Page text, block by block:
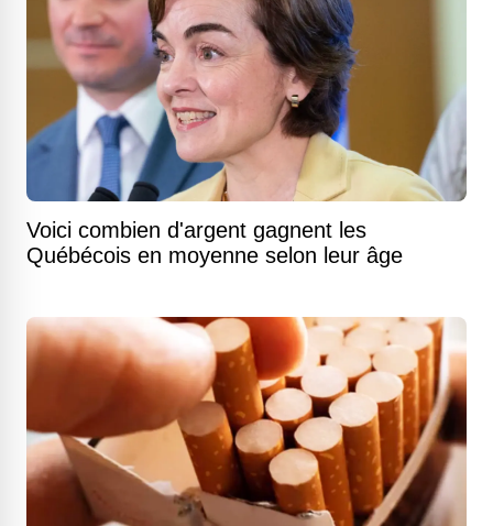
Voici combien d'argent gagnent les
Québécois en moyenne selon leur âge